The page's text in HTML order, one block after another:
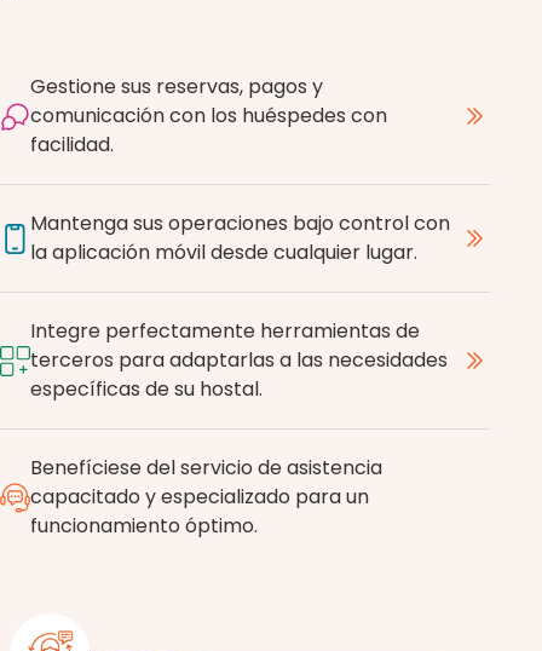
Gestione sus reservas, pagos y
comunicación con los huéspedes con
facilidad.
Mantenga sus operaciones bajo control con
la aplicación móvil desde cualquier lugar.
Integre perfectamente herramientas de
terceros para adaptarlas a las necesidades
específicas de su hostal.
Benefíciese del servicio de asistencia
capacitado y especializado para un
funcionamiento óptimo.